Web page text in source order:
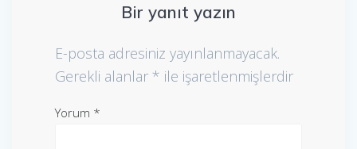
Bir yanıt yazın
E-posta adresiniz yayınlanmayacak.
Gerekli alanlar * ile işaretlenmişlerdir
Yorum *